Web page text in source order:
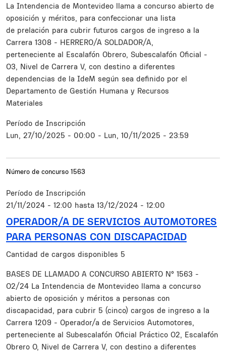
Resumen
La Intendencia de Montevideo llama a concurso abierto de
oposición y méritos, para confeccionar una lista
de prelación para cubrir futuros cargos de ingreso a la
Carrera 1308 - HERRERO/A SOLDADOR/A,
perteneciente al Escalafón Obrero, Subescalafón Oficial -
O3, Nivel de Carrera V, con destino a diferentes
dependencias de la IdeM según sea definido por el
Departamento de Gestión Humana y Recursos
Materiales
Período de Inscripción
Lun, 27/10/2025 - 00:00 - Lun, 10/11/2025 - 23:59
Número de concurso 1563
Período de Inscripción
21/11/2024 - 12:00 hasta 13/12/2024 - 12:00
OPERADOR/A DE SERVICIOS AUTOMOTORES
PARA PERSONAS CON DISCAPACIDAD
Cantidad de cargos disponibles 5
Resumen
BASES DE LLAMADO A CONCURSO ABIERTO N° 1563 -
O2/24 La Intendencia de Montevideo llama a concurso
abierto de oposición y méritos a personas con
discapacidad, para cubrir 5 (cinco) cargos de ingreso a la
Carrera 1209 - Operador/a de Servicios Automotores,
perteneciente al Subescalafón Oficial Práctico O2, Escalafón
Obrero O, Nivel de Carrera V, con destino a diferentes